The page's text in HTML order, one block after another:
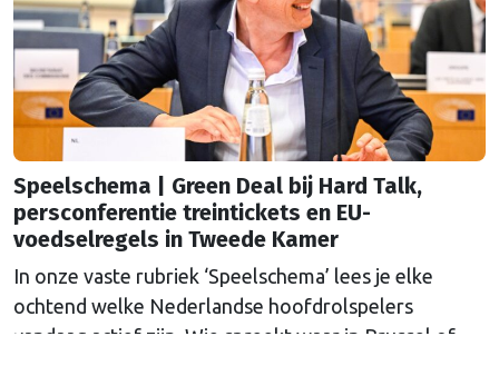
Speelschema | Green Deal bij Hard Talk,
persconferentie treintickets en EU-
voedselregels in Tweede Kamer
In onze vaste rubriek ‘Speelschema’ lees je elke
ochtend welke Nederlandse hoofdrolspelers
vandaag actief zijn. Wie spreekt waar in Brussel of